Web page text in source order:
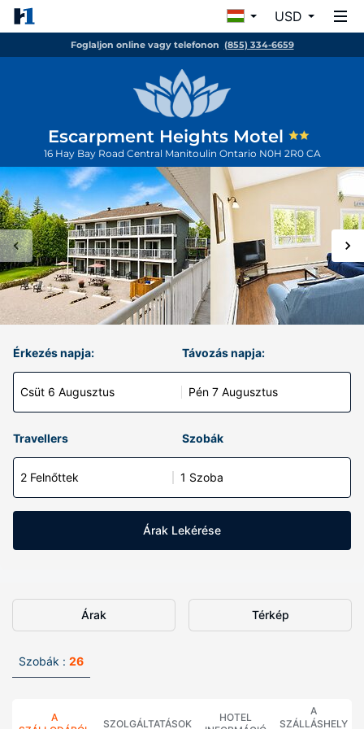
USD
Foglaljon online vagy telefonon (855) 334-6659
Escarpment Heights Motel
16 Hay Bay Road Central Manitoulin Ontario N0H 2R0 CA
Érkezés napja:
Csüt 6 Augusztus
Távozás napja:
Pén 7 Augusztus
Travellers Szobák
2 Felnőttek 1 Szoba
Árak Lekérése
Árak Térkép
Szobák : 26
A
SZOLGÁLTATÁSOK
HOTEL
A
SZÁLLÁSHELY